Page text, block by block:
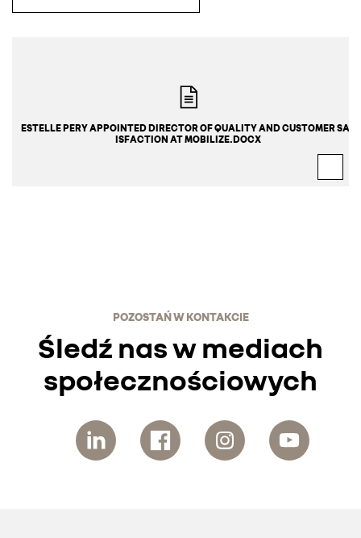
ESTELLE PERY APPOINTED DIRECTOR OF QUALITY AND CUSTOMER SAT
ISFACTION AT MOBILIZE.DOCX
POZOSTAŃ W KONTAKCIE
Śledź nas w mediach
społecznościowych